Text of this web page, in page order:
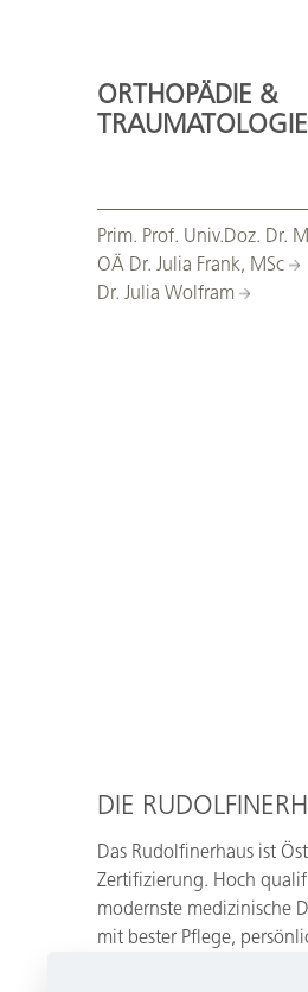
ORTHOPÄDIE &
TRAUMATOLOGIE
Prim. Prof. Univ.Doz. Dr.
OÄ Dr. Julia Frank, MSc
Dr. Julia Wolfram
DIE
Das Rudolfinerhaus ist
Zertifizierung. Hoch
modernste medizinische
mit bester Pflege,
So wird ein